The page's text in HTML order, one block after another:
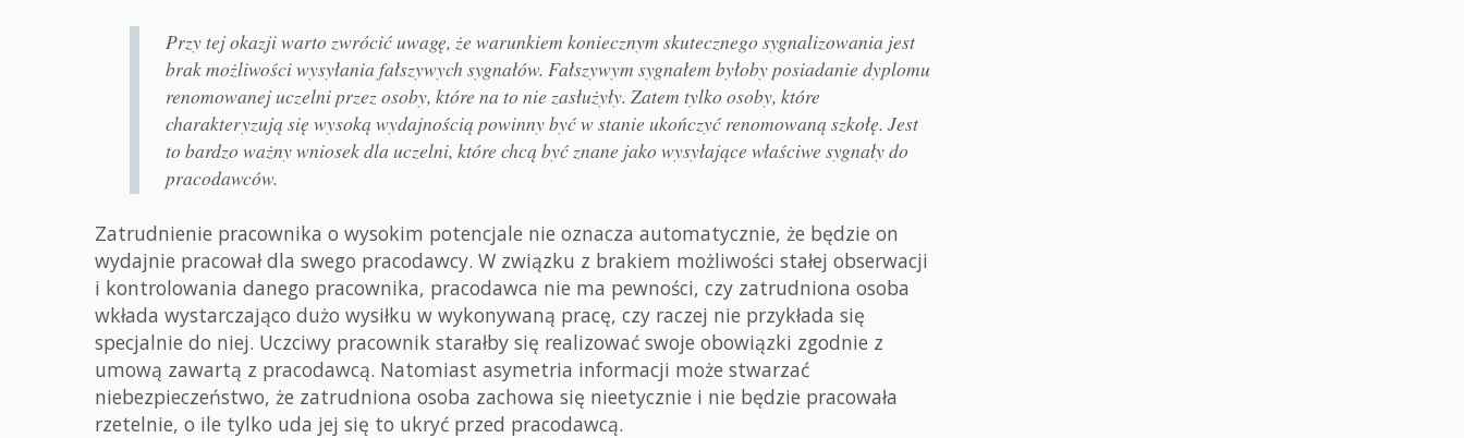
Przy tej okazji warto zwrócić uwagę, że warunkiem koniecznym skutecznego sygnalizowania jest
brak możliwości wysyłania fałszywych sygnałów. Fałszywym sygnałem byłoby posiadanie dyplomu
renomowanej uczelni przez osoby, które na to nie zasłużyły. Zatem tylko osoby, które
charakteryzują się wysoką wydajnością powinny być w stanie ukończyć renomowaną szkołę. Jest
to bardzo ważny wniosek dla uczelni, które chcą być znane jako wysyłające właściwe sygnały do
pracodawców.
Zatrudnienie pracownika o wysokim potencjale nie oznacza automatycznie, że będzie on
wydajnie pracował dla swego pracodawcy. W związku z brakiem możliwości stałej obserwacji
i kontrolowania danego pracownika, pracodawca nie ma pewności, czy zatrudniona osoba
wkłada wystarczająco dużo wysiłku w wykonywaną pracę, czy raczej nie przykłada się
specjalnie do niej. Uczciwy pracownik starałby się realizować swoje obowiązki zgodnie z
umową zawartą z pracodawcą. Natomiast asymetria informacji może stwarzać
niebezpieczeństwo, że zatrudniona osoba zachowa się nieetycznie i nie będzie pracowała
rzetelnie, o ile tylko uda jej się to ukryć przed pracodawcą.